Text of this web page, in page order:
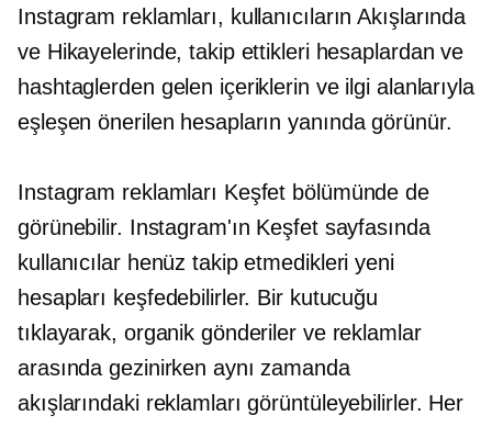
Instagram reklamları, kullanıcıların Akışlarında
ve Hikayelerinde, takip ettikleri hesaplardan ve
hashtaglerden gelen içeriklerin ve ilgi alanlarıyla
eşleşen önerilen hesapların yanında görünür.
Instagram reklamları Keşfet bölümünde de
görünebilir. Instagram'ın Keşfet sayfasında
kullanıcılar henüz takip etmedikleri yeni
hesapları keşfedebilirler. Bir kutucuğu
tıklayarak, organik gönderiler ve reklamlar
arasında gezinirken aynı zamanda
akışlarındaki reklamları görüntüleyebilirler. Her